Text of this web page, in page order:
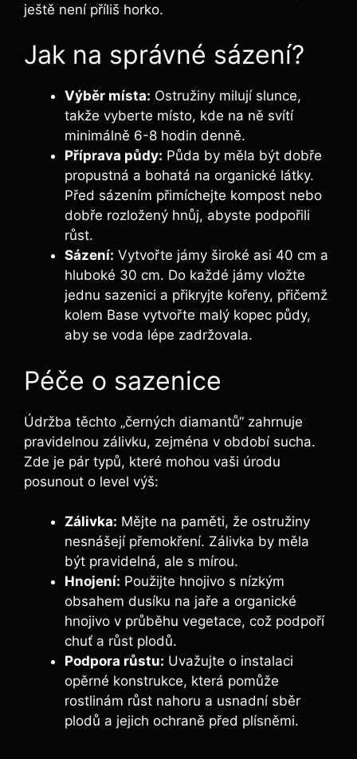
ještě není příliš horko.
Jak na správné sázení?
Výběr místa: Ostružiny milují slunce,
takže vyberte místo, kde na ně svítí
minimálně 6-8 hodin denně.
Příprava půdy: Půda by měla být dobře
propustná a bohatá na organické látky.
Před sázením přimíchejte kompost nebo
dobře rozložený hnůj, abyste podpořili
růst.
Sázení: Vytvořte jámy široké asi 40 cm a
hluboké 30 cm. Do každé jámy vložte
jednu sazenici a přikryjte kořeny, přičemž
kolem Base vytvořte malý kopec půdy,
aby se voda lépe zadržovala.
Péče o sazenice
Údržba těchto „černých diamantů“ zahrnuje
pravidelnou zálivku, zejména v období sucha.
Zde je pár typů, které mohou vaši úrodu
posunout o level výš:
Zálivka: Mějte na paměti, že ostružiny
nesnášejí přemokření. Zálivka by měla
být pravidelná, ale s mírou.
Hnojení: Použijte hnojivo s nízkým
obsahem dusíku na jaře a organické
hnojivo v průběhu vegetace, což podpoří
chuť a růst plodů.
Podpora růstu: Uvažujte o instalaci
opěrné konstrukce, která pomůže
rostlinám růst nahoru a usnadní sběr
plodů a jejich ochraně před plísněmi.